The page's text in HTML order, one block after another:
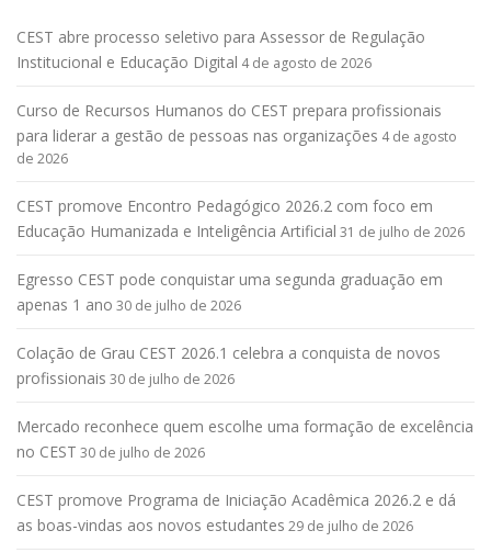
CEST abre processo seletivo para Assessor de Regulação
Institucional e Educação Digital 4 de agosto de 2026
Curso de Recursos Humanos do CEST prepara profissionais
para liderar a gestão de pessoas nas organizações 4 de agosto
de 2026
CEST promove Encontro Pedagógico 2026.2 com foco em
Educação Humanizada e Inteligência Artificial 31 de julho de 2026
Egresso CEST pode conquistar uma segunda graduação em
apenas 1 ano 30 de julho de 2026
Colação de Grau CEST 2026.1 celebra a conquista de novos
profissionais 30 de julho de 2026
Mercado reconhece quem escolhe uma formação de excelência
no CEST 30 de julho de 2026
CEST promove Programa de Iniciação Acadêmica 2026.2 e dá
as boas-vindas aos novos estudantes 29 de julho de 2026